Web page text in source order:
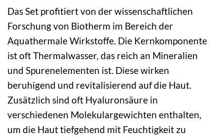
Das Set profitiert von der wissenschaftlichen
Forschung von Biotherm im Bereich der
Aquathermale Wirkstoffe. Die Kernkomponente
ist oft Thermalwasser, das reich an Mineralien
und Spurenelementen ist. Diese wirken
beruhigend und revitalisierend auf die Haut.
Zusätzlich sind oft Hyaluronsäure in
verschiedenen Molekulargewichten enthalten,
um die Haut tiefgehend mit Feuchtigkeit zu